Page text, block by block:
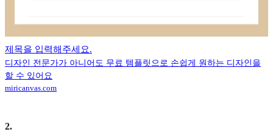
제목을 입력해주세요.
디자인 전문가가 아니어도 무료 템플릿으로 손쉽게 원하는 디자인을
할 수 있어요
miricanvas.com
2.